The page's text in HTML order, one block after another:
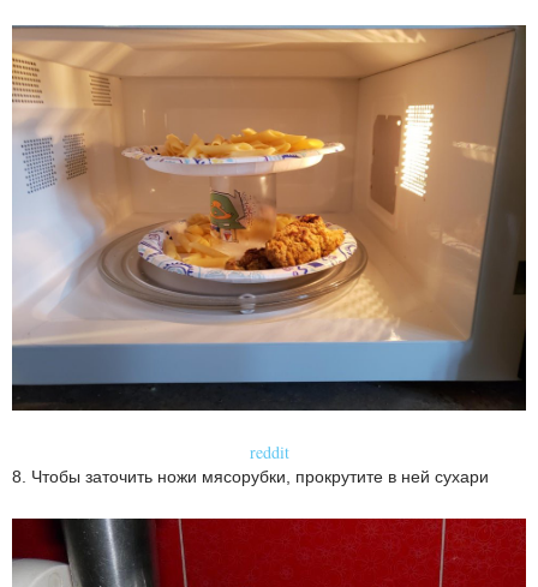
reddit
8. Чтобы заточить ножи мясорубки, прокрутите в ней сухари